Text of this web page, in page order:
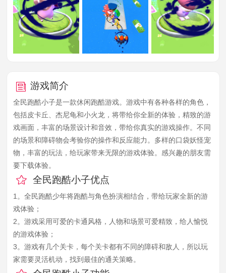
游戏简介
全民跑酷小子是一款休闲跑酷游戏。游戏中有各种各样的角色，
包括皮卡丘、杰尼龟和小火龙，将带给你全新的体验，精致的游
戏画面，丰富的场景设计和音效，带给你真实的游戏操作。不同
的场景和障碍物会考验你的操作和反应能力。多样的口袋妖怪宠
物，丰富的玩法，给玩家带来无限的游戏体验。感兴趣的朋友需
要下载体验。
全民跑酷小子优点
1。全民跑酷少年将跑酷与角色扮演相结合，带给玩家全新的游
戏体验；
2。游戏采用可爱的卡通风格，人物和场景可爱精致，给人愉悦
的游戏体验；
3。游戏有几个关卡，每个关卡都有不同的障碍和敌人，所以玩
家需要灵活机动，找到最佳的通关策略。